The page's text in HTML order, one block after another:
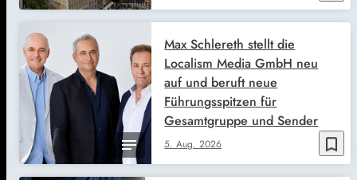
bookmark_border
5. Aug. 2026
Max Schlereth stellt die
Localism Media GmbH neu
auf und beruft neue
Führungsspitzen für
Gesamtgruppe und Sender